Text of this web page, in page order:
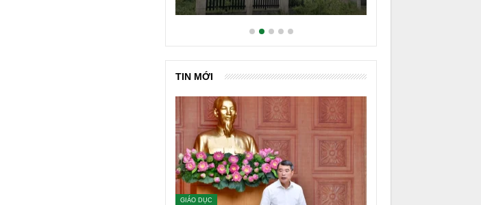
TIN MỚI
GIÁO DỤC